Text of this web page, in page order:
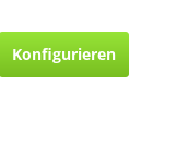
Konfigurieren